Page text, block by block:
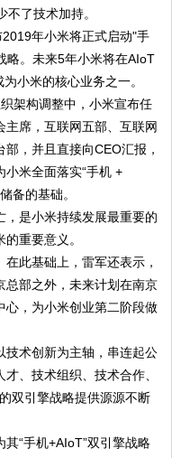
了技术加持。
年小米将正式启动"手
略。未来5年小米将在AIoT
小米的核心业务之一。
架构调整中，小米宣布任
主席，互联网五部、互联网
，并且直接向CEO汇报，
米全面落实“手机 +
备的基础。
，是小米持续发展最重要的
重要意义。
此基础上，雷军还表示，
总部之外，未来计划在南京
心，为小米创业第二阶段做
技术创新为主轴，串连起公
、技术组织、技术合作、
双引擎战略提供源源不断
“手机+AIoT”双引擎战略